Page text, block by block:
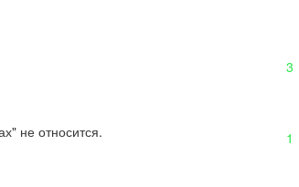
3
не относится. 1